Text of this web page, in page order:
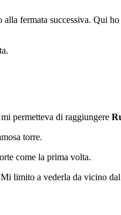
fermata successiva. Qui
permetteva di raggiungere
torre.
come la prima volta.
limito a vederla da vicino